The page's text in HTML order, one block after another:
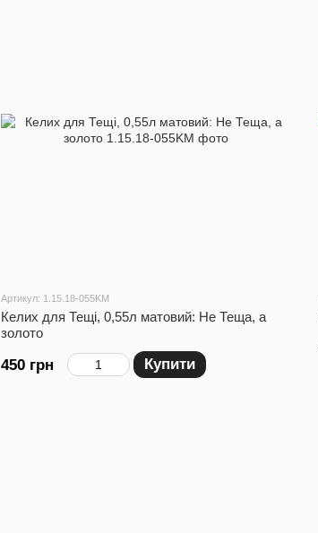
Артикул: 1.15.18-055KM
Келих для Тещі, 0,55л матовий: Не Теща, а
золото
450 грн Купити